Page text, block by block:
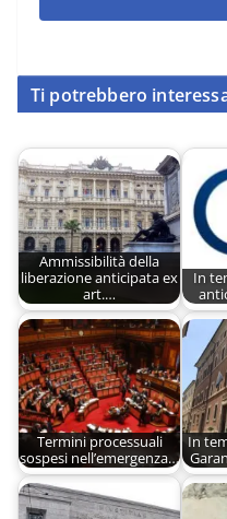
Ti potrebbero
Ammissibilità della
liberazione anticipata ex
art.…
In
Termini processuali
sospesi nell’emergenza…
In